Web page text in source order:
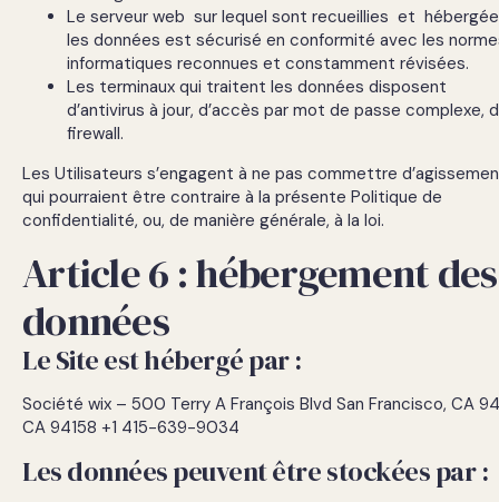
Le serveur web sur lequel sont recueillies et
les données est sécurisé en conformité avec les
informatiques reconnues et constamment révisées.
Les terminaux qui traitent les données disposent
d’antivirus à jour, d’accès par mot de passe complexe,
firewall.
Les Utilisateurs s’engagent à ne pas commettre
qui pourraient être contraire à la présente Politique de
confidentialité, ou, de manière générale, à la loi.
Article 6 : hébergement des
données
Le Site est hébergé par :
Société wix – 500 Terry A François Blvd San Francisco, CA
CA 94158 +1 415-639-9034
Les données peuvent être stockées par :